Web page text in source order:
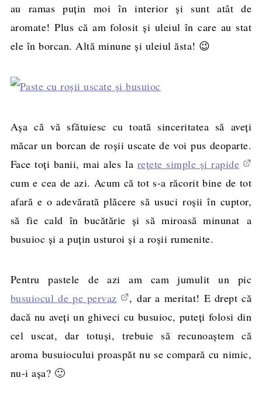
au ramas puţin moi în interior şi sunt atât de
aromate! Plus că am folosit şi uleiul în care au stat
ele în borcan. Altă minune şi uleiul ăsta! 😉
Aşa că vă sfătuiesc cu toată sinceritatea să aveţi
măcar un borcan de roşii uscate de voi pus deoparte.
Face toţi banii, mai ales la reţete simple şi rapide
cum e cea de azi. Acum că tot s-a răcorit bine de tot
afară e o adevărată plăcere să usuci roşii în cuptor,
să fie cald în bucătărie şi să miroasă minunat a
busuioc şi a puţin usturoi şi a roşii rumenite.
Pentru pastele de azi am cam jumulit un pic
busuiocul de pe pervaz
, dar a meritat! E drept că
dacă nu aveţi un ghiveci cu busuioc, puteţi folosi din
cel uscat, dar totuşi, trebuie să recunoaştem că
aroma busuiocului proaspăt nu se compară cu nimic,
nu-i aşa? 🙂